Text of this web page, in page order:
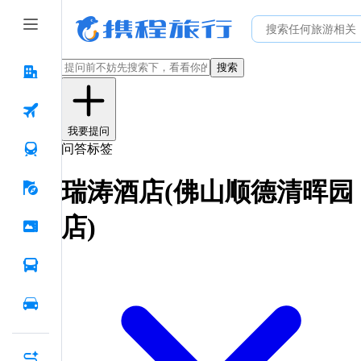
搜索
我要提问
问答标签
瑞涛酒店(佛山顺德清晖园
店)